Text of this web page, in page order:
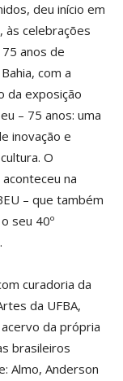
deu início em
às celebrações
anos de
com a
da exposição
– 75 anos: uma
inovação e
O
na
– que também
seu 40º
curadoria da
da UFBA,
da própria
brasileiros
Almo, Anderson